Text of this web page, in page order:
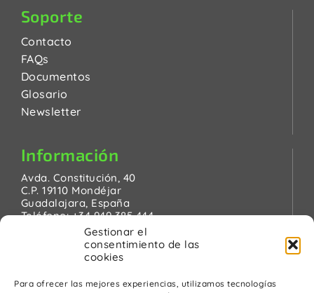
Gestionar el
consentimiento de las
cookies
Para ofrecer las mejores experiencias, utilizamos tecnologías
Soporte
Contacto
FAQs
Documentos
Glosario
Newsletter
Información
Avda. Constitución, 40
C.P. 19110 Mondéjar
Guadalajara, España
Teléfono:+34 949 385 444
pinanson@pinanson.eu